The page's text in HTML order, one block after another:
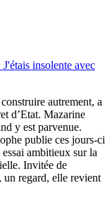
insolente avec
autrement, a
d’Etat. Mazarine
y est parvenue.
publie ces jours-ci
ambitieux sur la
Invitée de
un regard, elle revient